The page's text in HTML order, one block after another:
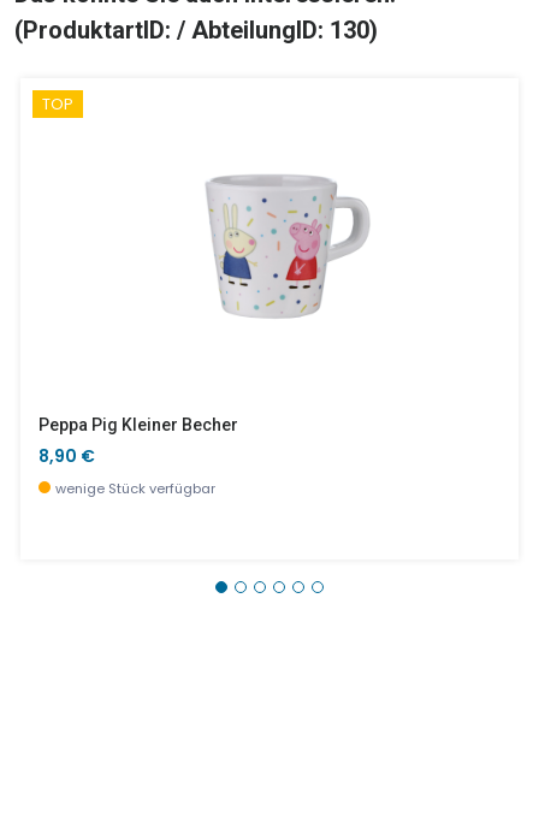
(ProduktartID: / AbteilungID: 130)
TOP
Peppa Pig Kleiner Becher
8,90 €
wenige Stück verfügbar